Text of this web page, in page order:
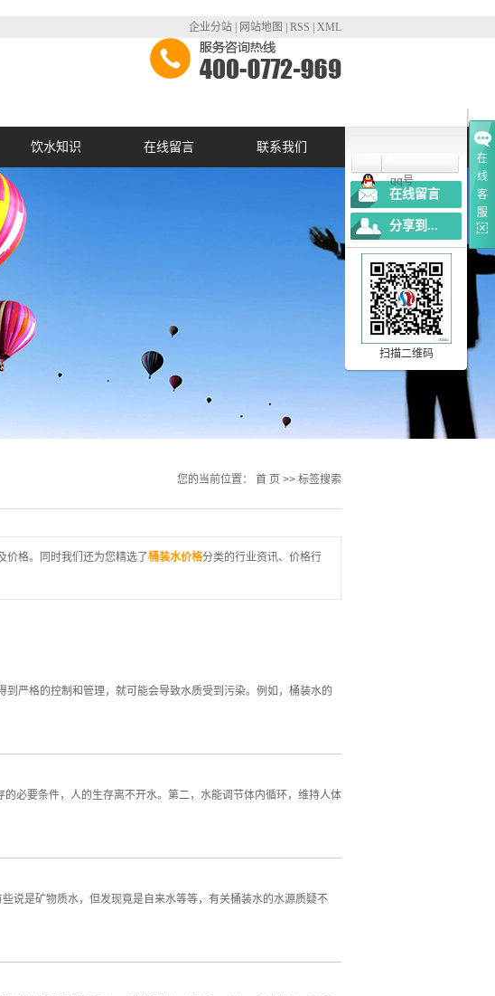
企业分站 网站地图 RSS XML
饮水知识 在线留言 联系我们
您的当前位置： 首 页 >> 标签搜索
价格。同时我们还为您精选了桶装水价格分类的行业资讯、价格行
严格的控制和管理，就可能会导致水质受到污染。例如，桶装水的
必要条件，人的生存离不开水。第二，水能调节体内循环，维持人体
说是矿物质水，但发现竟是自来水等等，有关桶装水的水源质疑不
在
线
客
服
qq号
在线留言
分享到...
扫描二维码